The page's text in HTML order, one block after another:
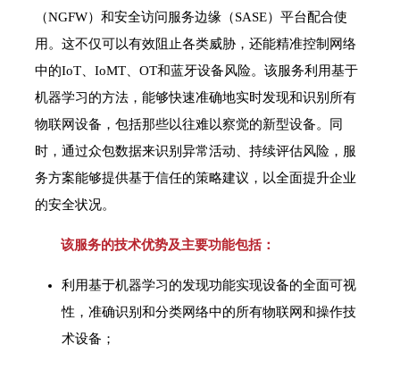
（NGFW）和安全访问服务边缘（SASE）平台配合使
用。这不仅可以有效阻止各类威胁，还能精准控制网络
中的IoT、IoMT、OT和蓝牙设备风险。该服务利用基于
机器学习的方法，能够快速准确地实时发现和识别所有
物联网设备，包括那些以往难以察觉的新型设备。同
时，通过众包数据来识别异常活动、持续评估风险，服
务方案能够提供基于信任的策略建议，以全面提升企业
的安全状况。
该服务的技术优势及主要功能包括：
利用基于机器学习的发现功能实现设备的全面可视
性，准确识别和分类网络中的所有物联网和操作技
术设备；